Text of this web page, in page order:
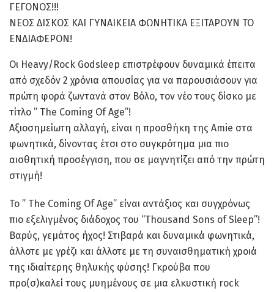
ΓΕΓΟΝΟΣ!!!
ΝΕΟΣ ΔΙΣΚΟΣ ΚΑΙ ΓΥΝΑΙΚΕΙΑ ΦΩΝΗΤΙΚΑ ΕΞΙΤΑΡΟΥΝ ΤΟ
ΕΝΔΙΑΦΕΡΟΝ!
Οι Heavy/Rock Godsleep επιστρέφουν δυναμικά έπειτα
από σχεδόν 2 χρόνια απουσίας για να παρουσιάσουν για
πρώτη φορά ζωντανά στον Βόλο, τον νέο τους δίσκο με
τίτλο ” The Coming Of Age”!
Αξιοσημείωτη αλλαγή, είναι η προσθήκη της Αmie στα
φωνητικά, δίνοντας έτσι στο συγκρότημα μια πιο
αισθητική προσέγγιση, που σε μαγνητίζει από την πρώτη
στιγμή!
Το ” The Coming Of Age” είναι αντάξιος και συγχρόνως
πιο εξελιγμένος διάδοχος του “Thousand Sons of Sleep”!
Βαρύς, γεμάτος ήχος! Στιβαρά και δυναμικά φωνητικά,
άλλοτε με γρέζι και άλλοτε με τη συναισθηματική χροιά
της ιδιαίτερης θηλυκής φύσης! Γκρούβα που
προ(σ)καλεί τους μυημένους σε μια ελκυστική rock